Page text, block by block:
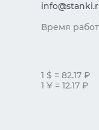
Время
1 $ = 82.17 ₽
1 ¥ = 12.17 ₽